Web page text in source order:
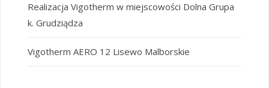
Realizacja Vigotherm w miejscowości Dolna Grupa
k. Grudziądza
Vigotherm AERO 12 Lisewo Malborskie